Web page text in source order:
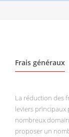
Frais généraux
La réduction des
leviers
nombreux
proposer un